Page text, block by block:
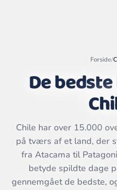
Leaflet |©
OpenStreetMap
contributors | ©
CARTO
Forside/
De
Chile har over 15.000
på tværs af et land, der
fra Atacama til
betyde spildte dage
gennemgået de bedste,